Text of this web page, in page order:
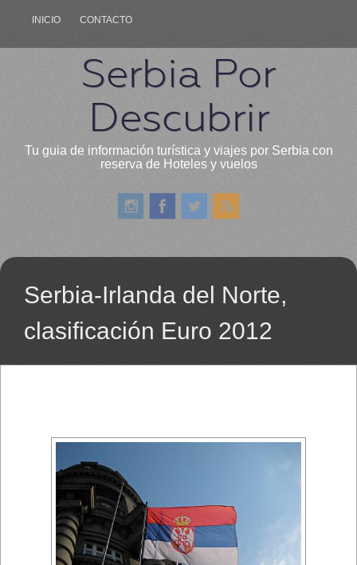
INICIO CONTACTO
Serbia Por
Descubrir
Tu guia de información turística y viajes por Serbia con
reserva de Hoteles y vuelos
Serbia-Irlanda del Norte,
clasificación Euro 2012